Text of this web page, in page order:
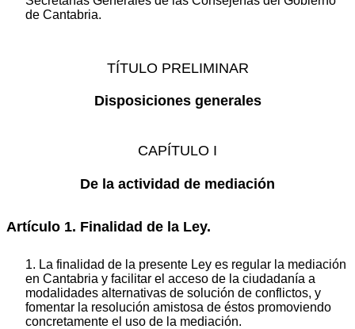
de Cantabria.
TÍTULO PRELIMINAR
Disposiciones generales
CAPÍTULO I
De la actividad de mediación
Artículo 1. Finalidad de la Ley.
1. La finalidad de la presente Ley es regular la mediación
en Cantabria y facilitar el acceso de la ciudadanía a
modalidades alternativas de solución de conflictos, y
fomentar la resolución amistosa de éstos promoviendo
concretamente el uso de la mediación.